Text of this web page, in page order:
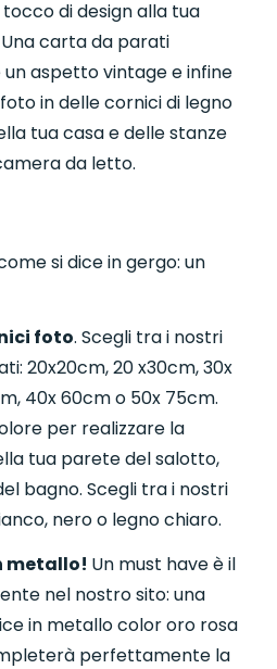
di design alla tua
carta da parati
aspetto vintage e infine
in delle cornici di legno
tua casa e delle stanze
da letto.
si dice in gergo: un
foto. Scegli tra i nostri
20x20cm, 20 x30cm, 30x
40x 60cm o 50x 75cm.
per realizzare la
tua parete del salotto,
bagno. Scegli tra i nostri
nero o legno chiaro.
metallo! Un must have è il
nel nostro sito: una
in metallo color oro rosa
perfettamente la